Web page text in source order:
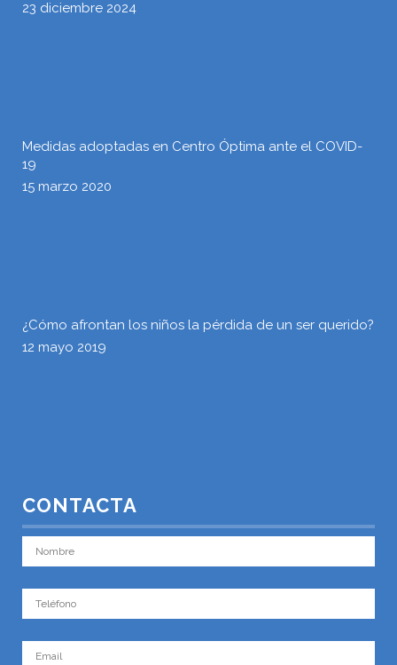
23 diciembre 2024
Medidas adoptadas en Centro Óptima ante el COVID-
19
15 marzo 2020
¿Cómo afrontan los niños la pérdida de un ser querido?
12 mayo 2019
CONTACTA